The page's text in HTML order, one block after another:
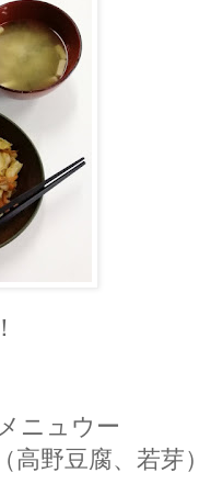
ニュウー
高野豆腐、若芽